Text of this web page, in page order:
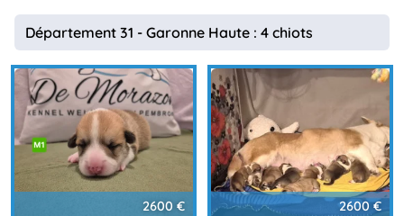
Département 31 - Garonne Haute : 4 chiots
2600 € 2600 €